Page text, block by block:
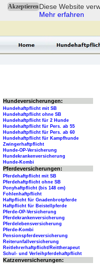
AkzeptierenDiese Website
Mehr erfahren
Hundeversicherungen:
Hundehaftpflicht mit SB
Hundehaftpflicht ohne SB
Hundehaftpflicht für 2 Hunde
Hundehaftpflicht für Pers. ab 55
Hundehaftpflicht für Pers. ab 60
Hundehaftpflicht für Kampfhunde
Zwingerhaftpflicht
Hunde-OP-Versicherung
Hundekrankenversicherung
Hunde-Kombi
Pferdeversicherungen:
Pferdehaftpflicht mit SB
Pferdehaftpflicht ohne SB
Ponyhaftpflicht (bis 148 cm)
Fohlenhaftpflicht
Haftpflicht für Gnadenbrotpferde
Haftpflicht für Beistellpferde
Pferde-OP-Versicherung
Pferdekrankenversicherung
Pferdelebensversicherung
Pferde-Kombi
Pensionspferdeversicherung
Reiterunfallversicherung
Reitlehrerhaftpflicht/Reittherapeut
Schul- und Verleihpferdehaftpflicht
Katzenversicherungen: